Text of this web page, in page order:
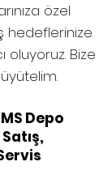
özel
hedeflerinize
oluyoruz. Bize
Depo